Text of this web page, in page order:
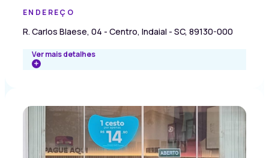
ENDEREÇO
R. Carlos Blaese, 04 - Centro, Indaial - SC, 89130-000
Ver mais detalhes